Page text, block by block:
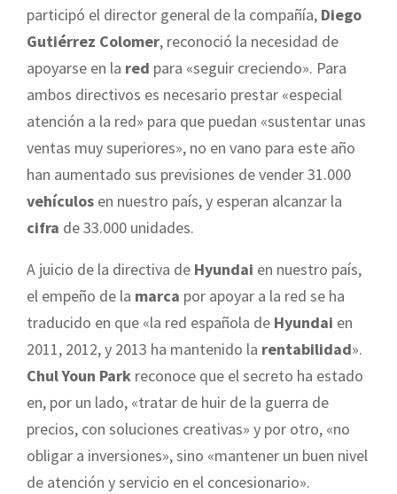
participó el director general de la compañía, Diego
Gutiérrez Colomer, reconoció la necesidad de
apoyarse en la red para «seguir creciendo». Para
ambos directivos es necesario prestar «especial
atención a la red» para que puedan «sustentar unas
ventas muy superiores», no en vano para este año
han aumentado sus previsiones de vender 31.000
vehículos en nuestro país, y esperan alcanzar la
cifra de 33.000 unidades.
A juicio de la directiva de Hyundai en nuestro país,
el empeño de la marca por apoyar a la red se ha
traducido en que «la red española de Hyundai en
2011, 2012, y 2013 ha mantenido la rentabilidad».
Chul Youn Park reconoce que el secreto ha estado
en, por un lado, «tratar de huir de la guerra de
precios, con soluciones creativas» y por otro, «no
obligar a inversiones», sino «mantener un buen nivel
de atención y servicio en el concesionario».